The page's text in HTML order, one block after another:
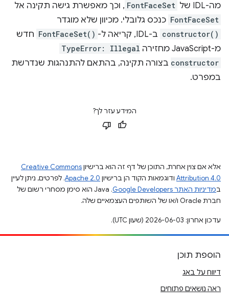
מה-IDL של FontFaceSet , וכך מאפשרת גישה תקינה אל
FontFaceSet כנכס גלובלי. מכיוון שלא מוגדר
constructor() ב-IDL, קריאה ל- FontFaceSet() חדש
מ-JavaScript מחזירה
TypeError: Illegal
constructor בצורה תקינה, בהתאם להתנהגות שנדרשת
במפרט.
המידע עזר לך?
אלא אם צוין אחרת, התוכן של דף זה הוא ברישיוןCreative Commons
Attribution 4.0 ודוגמאות הקוד הן ברישיון Apache 2.0. לפרטים, ניתן לעיין
במדיניות האתר Google Developers‏
.‏ Java הוא סימן מסחרי רשום של
חברת Oracle ו/או של השותפים העצמאיים שלה.
עדכון אחרון: 2026-06-03 (שעון UTC).
הוספת תוכן
דיווח על באג
ראה נושאים פתוחים